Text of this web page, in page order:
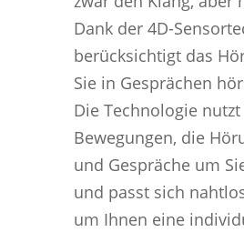
Dank der 4D-
berücksichtigt das
Sie in Gesprächen
Die Technologie
Bewegungen, die
und Gespräche um
und passt sich
um Ihnen eine